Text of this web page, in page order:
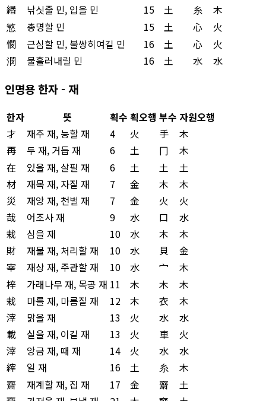
緡
낚싯줄 민, 입을 민 15 土 糸
木
慜
총명할 민 15 土 心
火
憫
근심할 민, 불쌍히여길 민 16 土 心
火
潣
물흘러내릴 민 16 土 水 水
인명용 한자 - 재
한자 뜻 획수 획오행 부수 자원오행
才
재주 재, 능할 재 4 火 手
木
再
두 재, 거듭 재 6 土 冂
木
在
있을 재, 살필 재 6 土 土
土
材
재목 재, 자질 재 7 金 木
木
災
재앙 재, 천벌 재 7 金 火
火
哉
어조사 재 9 水 口
水
栽
심을 재 10 水 木
木
財
재물 재, 처리할 재 10 水 貝
金
宰
재상 재, 주관할 재 10 水 宀
木
梓
가래나무 재, 목공 재 11 木 木
木
栽
마를 재, 마름질 재 12 木 衣
木
滓
맑을 재 13 火 水
水
載
실을 재, 이길 재 13 火 車
火
滓
앙금 재, 때 재 14 火 水
水
縡
일 재 16 土 糸
木
齋
재계할 재, 집 재 17 金 齋
土